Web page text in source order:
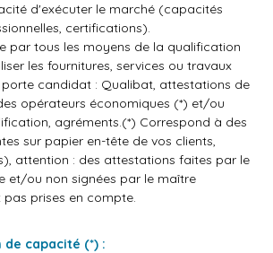
d'exécuter le marché (capacités
certifications).
par tous les moyens de la qualification
les fournitures, services ou travaux
porte candidat : Qualibat, attestations de
opérateurs économiques (*) et/ou
agréments.(*) Correspond à des
sur papier en-tête de vos clients,
attention : des attestations faites par le
et/ou non signées par le maître
prises en compte.
capacité (*) :